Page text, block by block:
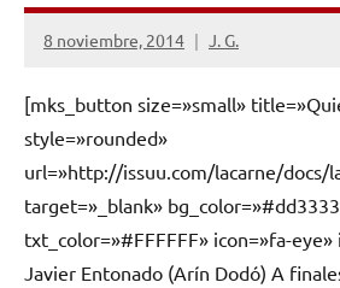
8 noviembre, 2014 J. G.
No
comentarios
[mks_button size=»small»
style=»rounded»
url=»http://issuu.com/lacarne/docs/
target=»_blank»
txt_color=»#FFFFFF» icon=»fa-
Javier Entonado (Arín Dodó) A